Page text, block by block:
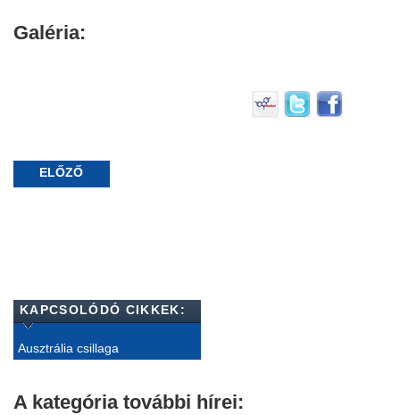
Galéria:
ELŐZŐ
KAPCSOLÓDÓ CIKKEK:
Ausztrália csillaga
A kategória további hírei: